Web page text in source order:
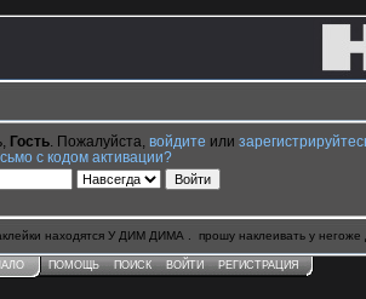
Гость . Пожалуйста, войдите или
с кодом активации?
находятся У ДИМ ДИМА . прошу наклеивать у негоже
ПОМОЩЬ ПОИСК ВОЙТИ РЕГИСТРАЦИЯ